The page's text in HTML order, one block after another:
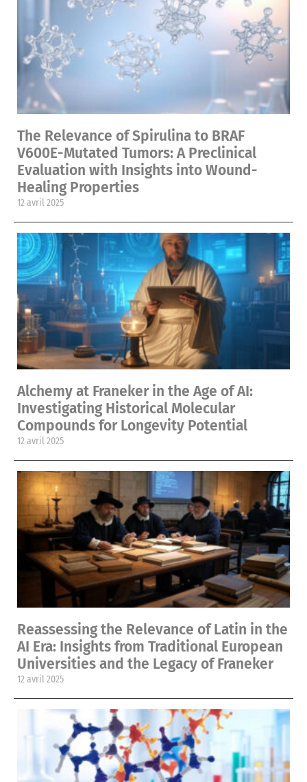
The Relevance of Spirulina to BRAF
V600E-Mutated Tumors: A Preclinical
Evaluation with Insights into Wound-
Healing Properties
12 avril 2025
Alchemy at Franeker in the Age of AI:
Investigating Historical Molecular
Compounds for Longevity Potential
12 avril 2025
Reassessing the Relevance of Latin in the
AI Era: Insights from Traditional European
Universities and the Legacy of Franeker
12 avril 2025